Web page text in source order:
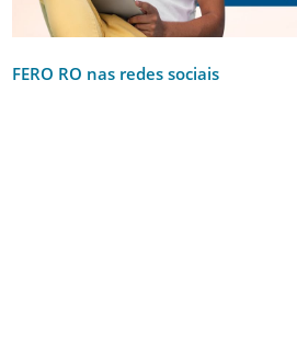
FERO RO nas redes sociais